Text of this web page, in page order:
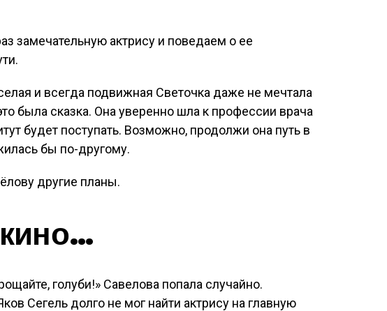
замечательную актрису и поведаем о ее
и всегда подвижная Светочка даже не мечтала
была сказка. Она уверенно шла к профессии врача
будет поступать. Возможно, продолжи она путь в
бы по-другому.
другие планы.
голуби!» Савелова попала случайно.
Сегель долго не мог найти актрису на главную